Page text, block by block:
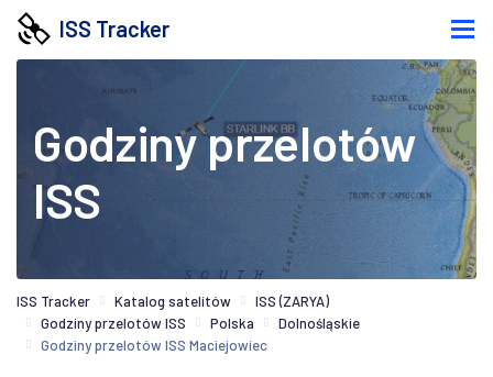
ISS Tracker
Godziny przelotów
ISS
ISS Tracker Katalog satelitów
ISS (ZARYA)
Godziny przelotów ISS
Polska
Dolnośląskie
Godziny przelotów ISS Maciejowiec